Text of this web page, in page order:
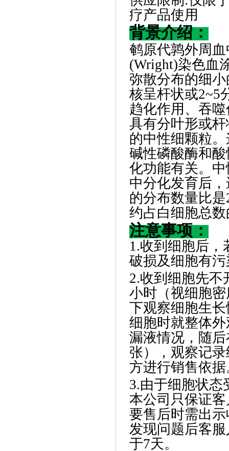
疗产品使用
背景介绍：
鹌原代鹑外周
(Wright)染色血
弥散分布的细
核呈杆状或2~5
趋化作用、吞
具有分叶形或
的中性细颗粒
碱性磷酸酶和
化功能有关。
中分化发育后
的分布数量比
约占白细胞总数
注意事项：
1.收到细胞后
破损及细胞有
2.收到细胞先不
小时（视细胞
下观察细胞生
细胞时就整体
漏液情况，随
张），观察记
方进行销售依据
3.由于细胞状态
本公司只保证
要售后时需出
发现问题后客
于7天。